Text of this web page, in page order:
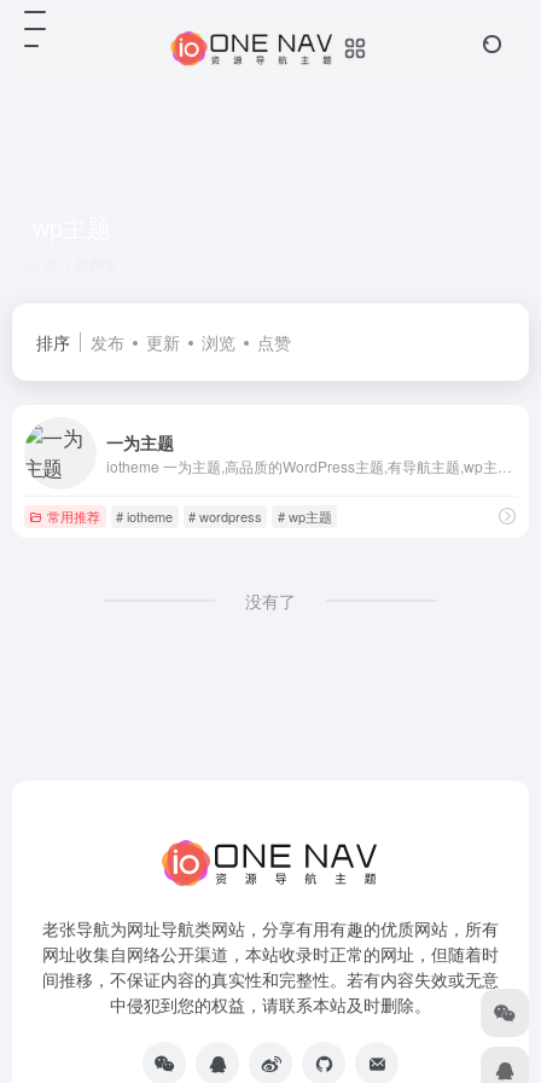
排序 发布 更新 浏览 点赞
一为主题
常用推荐 # iotheme # wordpress # wp主题
没有了
老张导航为网址导航类网站，分享有用有趣的优质网站，所有
网址收集自网络公开渠道，本站收录时正常的网址，但随着时
间推移，不保证内容的真实性和完整性。若有内容失效或无意
中侵犯到您的权益，请联系本站及时删除。